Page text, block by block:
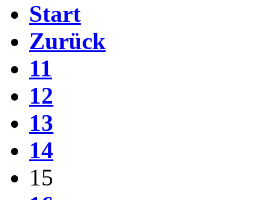
Start
Zurück
11
12
13
14
15